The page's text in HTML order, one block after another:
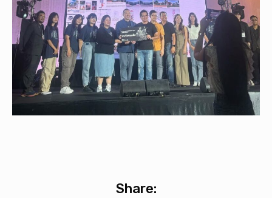
Share: